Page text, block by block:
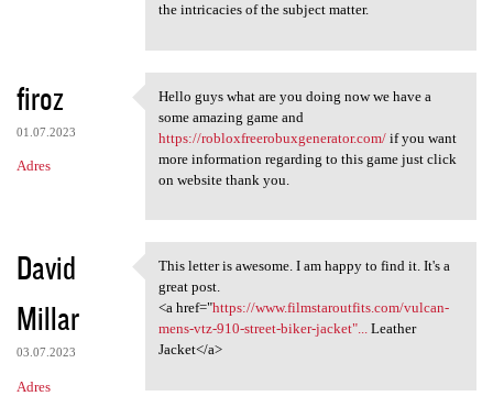
the intricacies of the subject matter.
firoz
01.07.2023
Adres
Hello guys what are you doing
Hello guys what are you doing now we have a
some amazing game and
https://robloxfreerobuxgenerator.com/if you want
more information regarding to this game just click
on website thank you.
David
Millar
03.07.2023
Adres
This letter is awesome. I am
This letter is awesome. I am happy to find it. It's a
great post.
<a href="https://www.filmstaroutfits.com/vulcan-
mens-vtz-910-street-biker-jacket"...Leather
Jacket</a>